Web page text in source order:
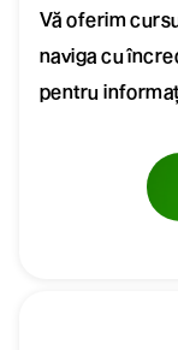
Vă oferim
naviga cu
pentru